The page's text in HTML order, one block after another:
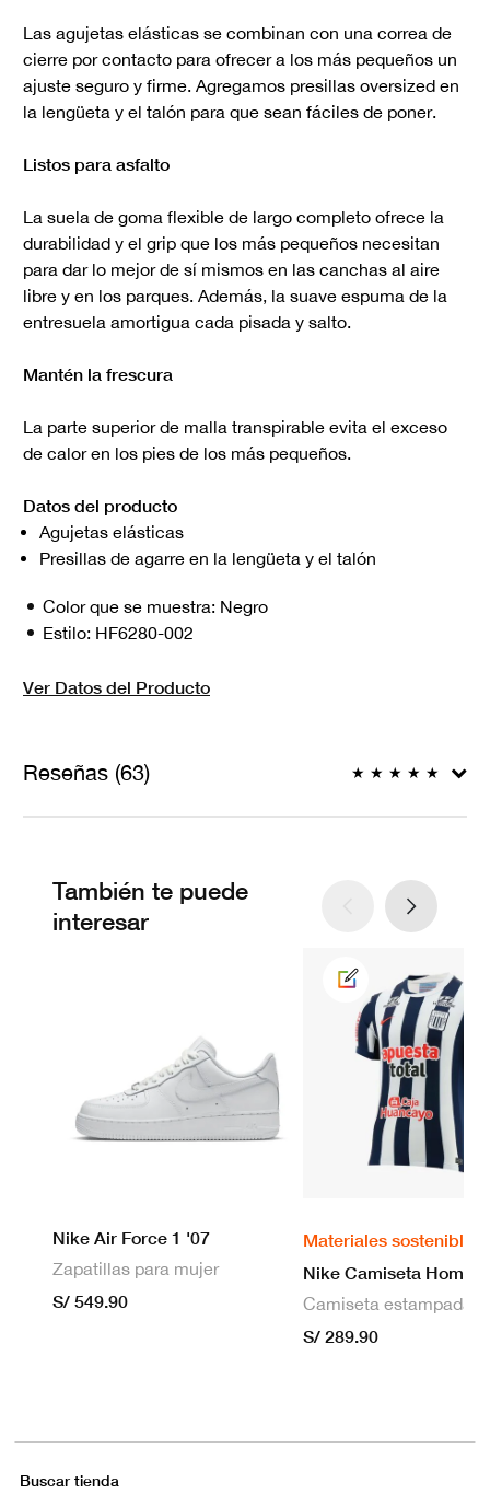
Las agujetas elásticas se combinan con una correa de
cierre por contacto para ofrecer a los más pequeños un
ajuste seguro y firme. Agregamos presillas oversized en
la lengüeta y el talón para que sean fáciles de poner.
Listos para asfalto
La suela de goma flexible de largo completo ofrece la
durabilidad y el grip que los más pequeños necesitan
para dar lo mejor de sí mismos en las canchas al aire
libre y en los parques. Además, la suave espuma de la
entresuela amortigua cada pisada y salto.
Mantén la frescura
La parte superior de malla transpirable evita el exceso
de calor en los pies de los más pequeños.
Datos del producto
Agujetas elásticas
Presillas de agarre en la lengüeta y el talón
Color que se muestra: Negro
Estilo: HF6280-002
Ver Datos del Producto
Reseñas (63) ★ ★ ★ ★ ★
También te puede
interesar
Nike Air Force 1 '07
Zapatillas para mujer
S/ 549.90
Materiales sostenibles
S/ 289.90
Buscar tienda